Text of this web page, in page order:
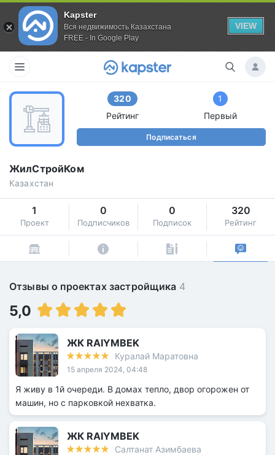
Kapster
Вся недвижимость Казахстана
FREE - In Google Play
VIEW
320
Рейтинг
1
Первый
Подписаться
ЖилСтройКом
Казахстан
1
Проект
0
Подписчиков
0
Подписок
320
Рейтинг
Отзывы о проектах застройщика 4
5,0
ЖК RAIYMBEK
Куралай Маратовна
15 апреля 2024, 04:48
Я живу в 1й очереди. В домах тепло, двор огорожен от
машин, но с парковкой нехватка.
ЖК RAIYMBEK
Салтанат Азимбаева